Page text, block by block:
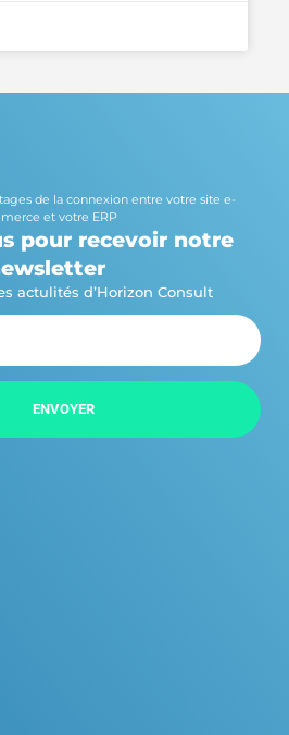
de la connexion entre votre site e-
et votre ERP
pour recevoir notre
actulités d’Horizon Consult
ENVOYER